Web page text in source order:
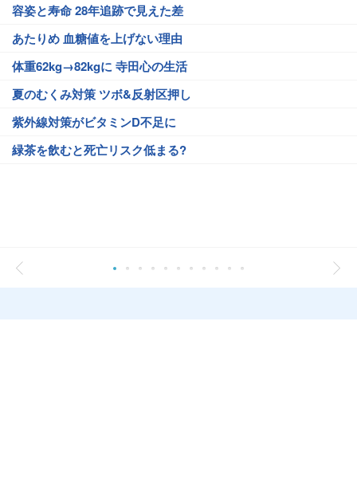
容姿と寿命 28年追跡で見えた差
あたりめ 血糖値を上げない理由
体重62kg→82kgに 寺田心の生活
夏のむくみ対策 ツボ&反射区押し
紫外線対策がビタミンD不足に
緑茶を飲むと死亡リスク低まる?